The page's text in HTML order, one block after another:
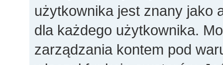
użytkownika jest znany jako
dla każdego użytkownika.
zarządzania kontem pod